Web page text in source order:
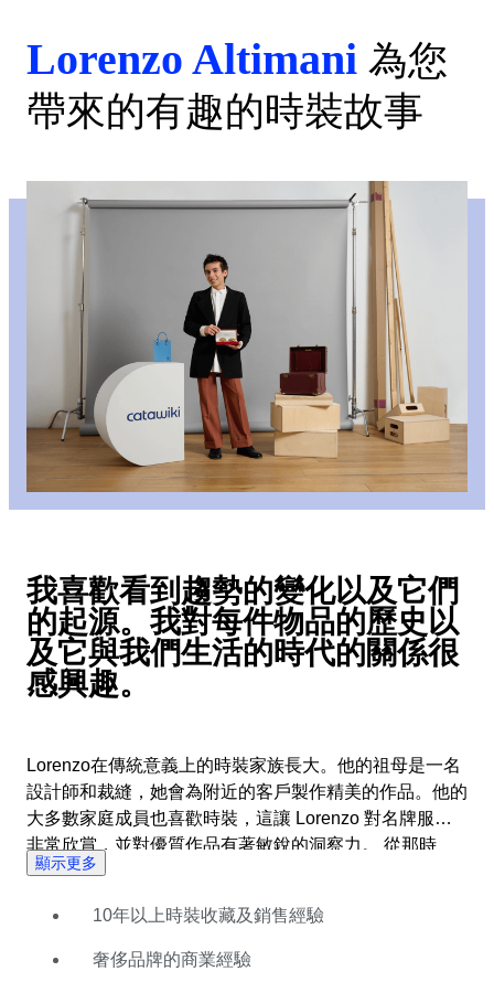
Lorenzo Altimani 為您
帶來的有趣的時裝故事
我喜歡看到趨勢的變化以及它們
的起源。我對每件物品的歷史以
及它與我們生活的時代的關係很
感興趣。
Lorenzo在傳統意義上的時裝家族長大。他的祖母是一名
設計師和裁縫，她會為附近的客戶製作精美的作品。他的
大多數家庭成員也喜歡時裝，這讓 Lorenzo 對名牌服裝
非常欣賞，並對優質作品有著敏銳的洞察力。 從那時
起，他從研究祖母的布料已經演變成收集和銷售奢侈時尚
公司提供銷售、採購和營銷工作的額外經驗幫助塑造了對
商業時尚市場和趨勢的廣泛了解。 受到每件服裝的獨特
顯示更多
10年以上時裝收藏及銷售經驗
奢侈品牌的商業經驗